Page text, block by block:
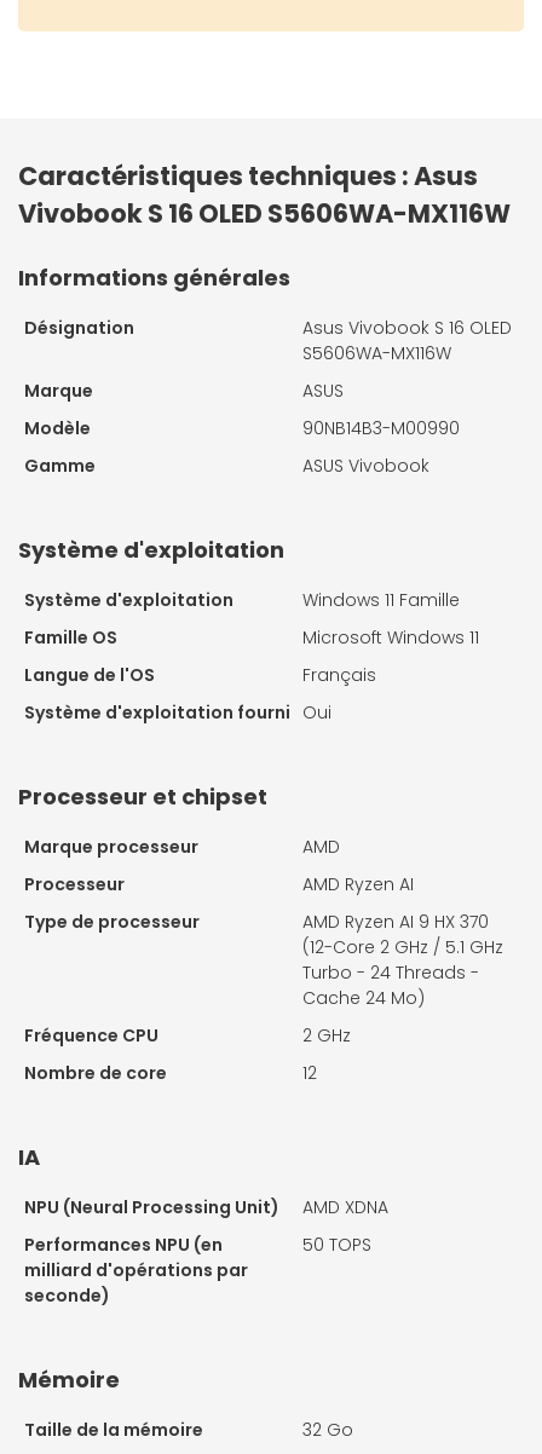
Caractéristiques techniques : Asus
Vivobook S 16 OLED S5606WA-MX116W
Informations générales
Désignation
Asus Vivobook S 16 OLED
S5606WA-MX116W
Marque
ASUS
Modèle
90NB14B3-M00990
Gamme
ASUS Vivobook
Système d'exploitation
Système d'exploitation
Windows 11 Famille
Famille OS
Microsoft Windows 11
Langue de l'OS
Français
Système d'exploitation fourni Oui
Processeur et chipset
Marque processeur
AMD
Processeur
AMD Ryzen AI
Type de processeur
AMD Ryzen AI 9 HX 370
(12-Core 2 GHz / 5.1 GHz
Turbo - 24 Threads -
Cache 24 Mo)
Fréquence CPU
2 GHz
Nombre de core
12
IA
NPU (Neural Processing Unit)
AMD XDNA
Performances NPU (en
milliard d'opérations par
seconde)
50 TOPS
Mémoire
Taille de la mémoire 32 Go